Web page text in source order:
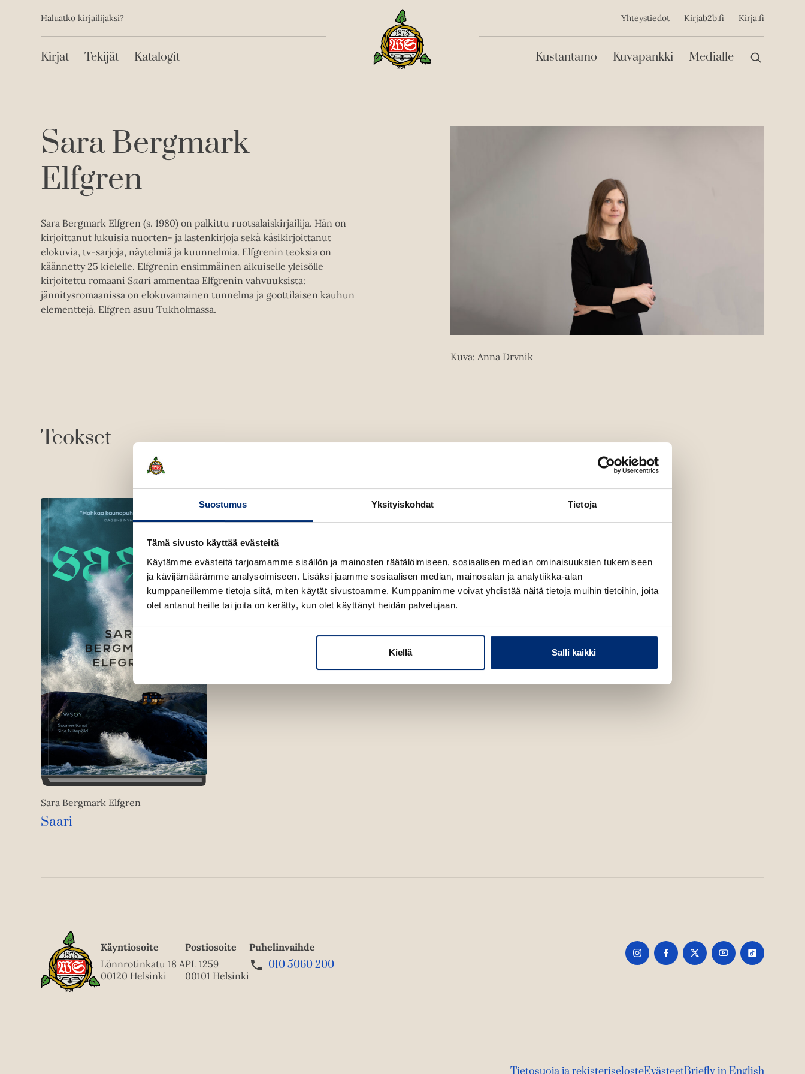
Suostumus Yksityiskohdat Tietoja
Tämä sivusto käyttää evästeitä
Käytämme evästeitä tarjoamamme sisällön ja mainosten räätälöimiseen, sosiaalisen median ominaisuuksien tukemiseen
ja kävijämäärämme analysoimiseen. Lisäksi jaamme sosiaalisen median, mainosalan ja analytiikka-alan
kumppaneillemme tietoja siitä, miten käytät sivustoamme. Kumppanimme voivat yhdistää näitä tietoja muihin tietoihin, joita
olet antanut heille tai joita on kerätty, kun olet käyttänyt heidän palvelujaan.
Kiellä Salli kaikki
sisältöönToissijainen
Haluatko kirjailijaksi?
Päävalikko
Kirjat Tekijät Katalogit
Yhteystiedot Kirjab2b.fi Kirja.fi
Päävalikko
Kustantamo Kuvapankki Medialle
Sara Bergmark
Elfgren
Sara Bergmark Elfgren (s. 1980) on palkittu ruotsalaiskirjailija. Hän on
kirjoittanut lukuisia nuorten- ja lastenkirjoja sekä käsikirjoittanut
elokuvia, tv-sarjoja, näytelmiä ja kuunnelmia. Elfgrenin teoksia on
käännetty 25 kielelle. Elfgrenin ensimmäinen aikuiselle yleisölle
kirjoitettu romaani Saari ammentaa Elfgrenin vahvuuksista:
jännitysromaanissa on elokuvamainen tunnelma ja goottilaisen kauhun
elementtejä. Elfgren asuu Tukholmassa.
Kuva: Anna Drvnik
Teokset
Sara Bergmark Elfgren
Saari
Käyntiosoite
Lönnrotinkatu 18 A
00120 Helsinki
Postiosoite
PL 1259
00101 Helsinki
Puhelinvaihde
010 5060 200